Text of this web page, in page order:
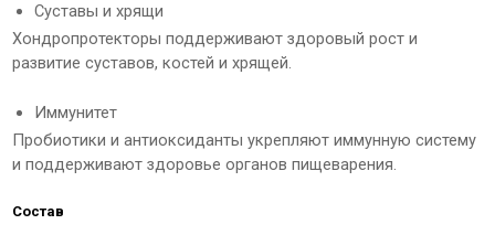
Суставы и хрящи
Хондропротекторы поддерживают здоровый рост и
развитие суставов, костей и хрящей.
Иммунитет
Пробиотики и антиоксиданты укрепляют иммунную систему
и поддерживают здоровье органов пищеварения.
Состав